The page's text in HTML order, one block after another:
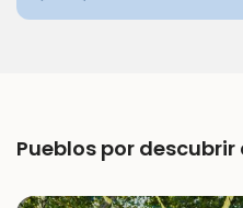
Pueblos por